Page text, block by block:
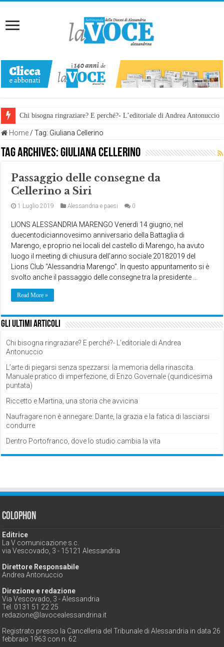
Chi bisogna ringraziare? E perché?- L’editoriale di Andrea Antonuccio
Home / Tag: Giuliana Cellerino
Tag Archives:Giuliana Cellerino
Passaggio delle consegne da
Cellerino a Siri
1 Luglio 2019 Alessandria e paesi 0
LIONS ALESSANDRIA MARENGO Venerdì 14 giugno, nel
duecentodiciannovesimo anniversario della Battaglia di
Marengo, e proprio nei locali del castello di Marengo, ha avuto
luogo il meeting di chiusura dell’anno sociale 20182019 del
Lions Club “Alessandria Marengo”. In questo appuntamento si è
svolto anche il passaggio delle consegne tra la presidente …
Read More »
Gli ultimi articoli
Chi bisogna ringraziare? E perché?- L’editoriale di Andrea
Antonuccio
L’arte di piegarsi senza spezzarsi: la memoria della rinascita.
Manuale pratico di imperfezione, di Enzo Governale (quindicesima
puntata)
Riccetto e Martina, una storia che avvicina
Naufragare non è annegare: Dante, la grazia e la fatica di lasciarsi
condurre
Dentro Portofranco, dove lo studio cambia la vita
Colophon
Editrice
La V comunicazione s.c.
via Vescovado, 3 - 15121 Alessandria
Direttore Responsabile
Andrea Antonuccio
Direzione e redazione
Via Vescovado, 3 - Alessandria
Tel. 0131 51 22 25
redazione@lavocealessandrina.it
Registrato presso la Cancelleria del Tribunale di Alessandria in data 26
febbraio 1963 con n. 62